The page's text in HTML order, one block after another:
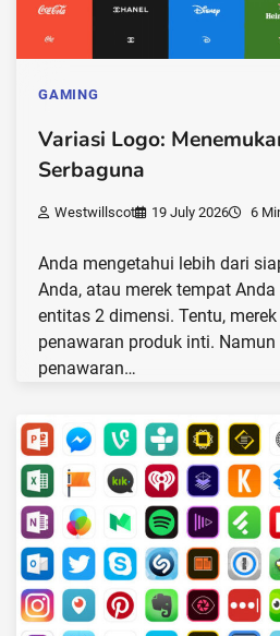
GAMING
Variasi Logo:
Serbaguna
Westwillscot 19 July 2026 6
Anda mengetahui lebih dari
Anda, atau merek tempat
entitas 2 dimensi. Tentu,
penawaran produk inti.
penawaran…